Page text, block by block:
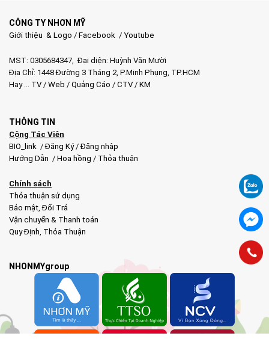
CÔNG TY NHƠN MỸ
Giới thiệu & Logo / Facebook / Youtube
MST: 0305684347, Đại diện: Huỳnh Văn Mười
Địa Chỉ: 1448 Đường 3 Tháng 2, P.Minh Phụng, TP.HCM
Hay … TV/ Web / Quảng Cáo / CTV/ KM
THÔNG TIN
Cộng Tác Viên
BIO_link /Đăng Ký/Đăng nhập
Hướng Dẫn / Hoa hồng / Thỏa thuận
Chính sách
Thỏa thuận sử dụng
Bảo mật,Đổi Trả
Vận chuyển & Thanh toán
Quy Định, Thỏa Thuận
NHONMYgroup